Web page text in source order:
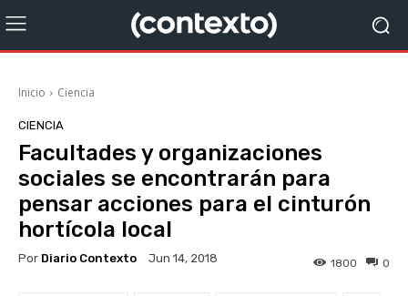
Inicio Ciencia
CIENCIA
Facultades y organizaciones
sociales se encontrarán para
pensar acciones para el cinturón
hortícola local
Por Diario Contexto Jun 14, 2018 0
1800